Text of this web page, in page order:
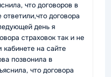
что договоров в
договора
день я
страховок так и не
на сайте
позвонила в
что договора